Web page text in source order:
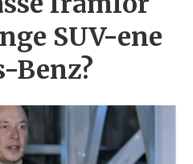
SUV-ene
Benz?